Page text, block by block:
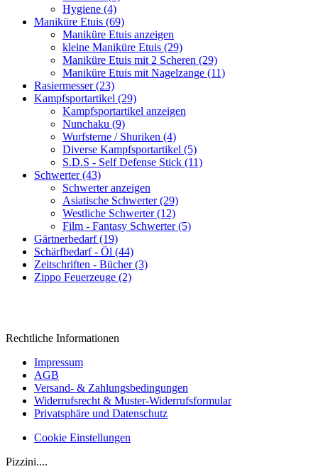
Hygiene (4)
Maniküre Etuis (69)
Maniküre Etuis anzeigen
kleine Maniküre Etuis (29)
Maniküre Etuis mit 2 Scheren (29)
Maniküre Etuis mit Nagelzange (11)
Rasiermesser (23)
Kampfsportartikel (29)
Kampfsportartikel anzeigen
Nunchaku (9)
Wurfsterne / Shuriken (4)
Diverse Kampfsportartikel (5)
S.D.S - Self Defense Stick (11)
Schwerter (43)
Schwerter anzeigen
Asiatische Schwerter (29)
Westliche Schwerter (12)
Film - Fantasy Schwerter (5)
Gärtnerbedarf (19)
Schärfbedarf - Öl (44)
Zeitschriften - Bücher (3)
Zippo Feuerzeuge (2)
Rechtliche Informationen
Impressum
AGB
Versand- & Zahlungsbedingungen
Widerrufsrecht & Muster-Widerrufsformular
Privatsphäre und Datenschutz
Cookie Einstellungen
Pizzini....